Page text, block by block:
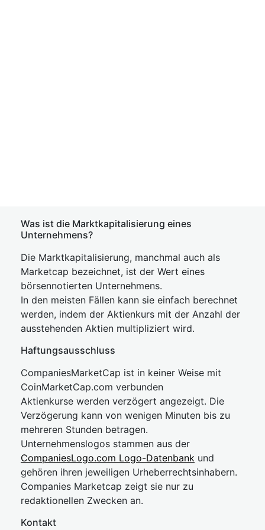
Was ist die Marktkapitalisierung eines
Unternehmens?
Die Marktkapitalisierung, manchmal auch als
Marketcap bezeichnet, ist der Wert eines
börsennotierten Unternehmens.
In den meisten Fällen kann sie einfach berechnet
werden, indem der Aktienkurs mit der Anzahl der
ausstehenden Aktien multipliziert wird.
Haftungsausschluss
CompaniesMarketCap ist in keiner Weise mit
CoinMarketCap.com verbunden
Aktienkurse werden verzögert angezeigt. Die
Verzögerung kann von wenigen Minuten bis zu
mehreren Stunden betragen.
Unternehmenslogos stammen aus der
CompaniesLogo.com Logo-Datenbank und
gehören ihren jeweiligen Urheberrechtsinhabern.
Companies Marketcap zeigt sie nur zu
redaktionellen Zwecken an.
Kontakt